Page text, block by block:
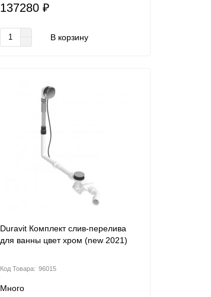
137280 ₽
В корзину
Duravit Комплект слив-перелива
для ванны цвет хром (new 2021)
96015
Много